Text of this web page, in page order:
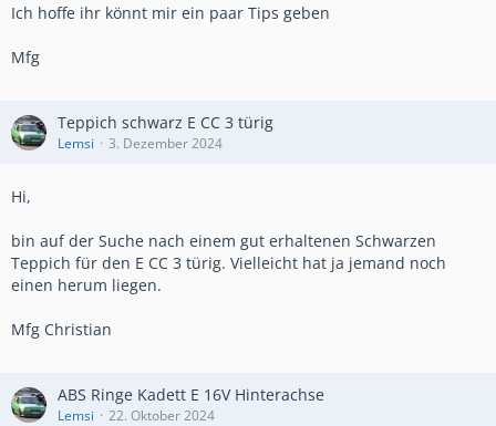
Ich hoffe ihr könnt mir ein paar Tips geben
Mfg
Teppich schwarz E CC 3 türig
Lemsi 3. Dezember 2024
Hi,
bin auf der Suche nach einem gut erhaltenen Schwarzen
Teppich für den E CC 3 türig. Vielleicht hat ja jemand noch
einen herum liegen.
Mfg Christian
ABS Ringe Kadett E 16V Hinterachse
Lemsi 22. Oktober 2024